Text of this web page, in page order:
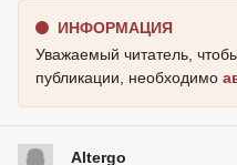
ИНФОРМАЦИЯ
Уважаемый читатель,
публикации, необходимо
Altergo